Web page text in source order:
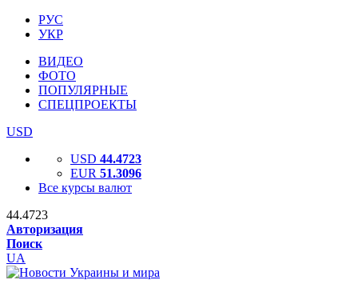
РУС
УКР
ВИДЕО
ФОТО
ПОПУЛЯРНЫЕ
СПЕЦПРОЕКТЫ
USD
USD 44.4723
EUR 51.3096
Все курсы валют
44.4723
Авторизация
Поиск
UA